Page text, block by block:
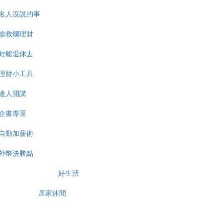
人沒說的事
救爛理財
鬆退休去
財小工具
人開講
畫專區
動加薪術
幣決勝點
好生活
居家休閒